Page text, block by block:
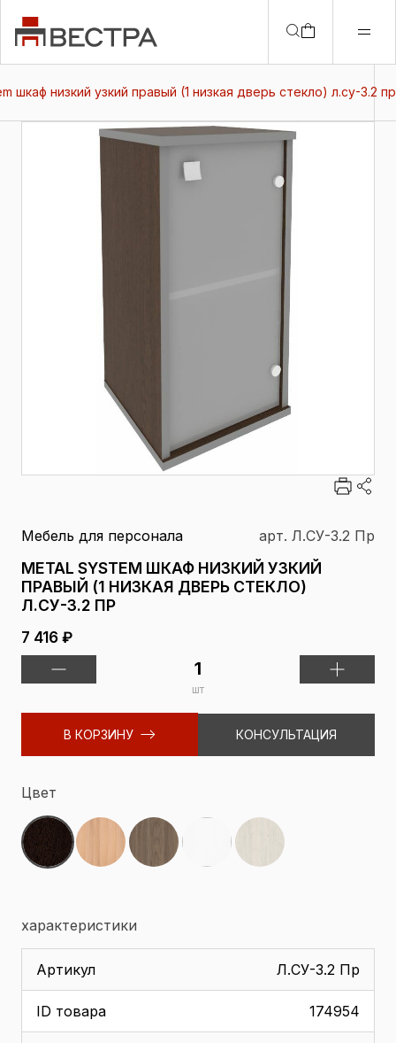
шкаф низкий узкий правый (1 низкая дверь стекло) л.су-3.2 пр
Мебель для персонала арт. Л.СУ-3.2 Пр
METAL SYSTEM ШКАФ НИЗКИЙ УЗКИЙ
ПРАВЫЙ (1 НИЗКАЯ ДВЕРЬ СТЕКЛО)
Л.СУ-3.2 ПР
7 416 ₽
шт
В КОРЗИНУ КОНСУЛЬТАЦИЯ
Цвет
характеристики
Артикул Л.СУ-3.2 Пр
ID товара 174954